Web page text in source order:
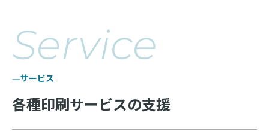
Service
サービス
各種印刷サービスの支援